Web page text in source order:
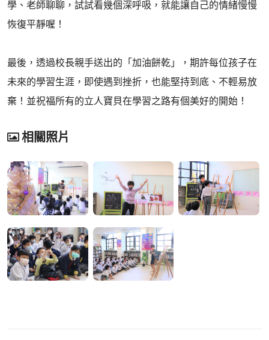
學、老師聊聊，試試看幾個深呼吸，就能讓自己的情緒慢慢
恢復平靜喔！
最後，透過校長親手送出的「加油餅乾」，期許每位孩子在
未來的學習生涯，即使遇到挫折，也能堅持到底、不輕易放
棄！並祝福所有的立人寶貝在學習之路有個美好的開始！
相關照片